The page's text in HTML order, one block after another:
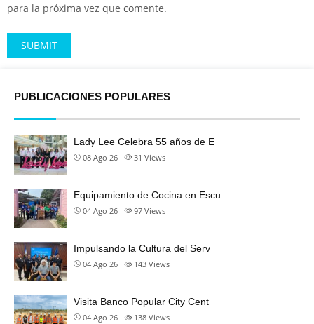
para la próxima vez que comente.
PUBLICACIONES POPULARES
Lady Lee Celebra 55 años de E
08 Ago 26 31 Views
Equipamiento de Cocina en Escu
04 Ago 26 97 Views
Impulsando la Cultura del Serv
04 Ago 26 143 Views
Visita Banco Popular City Cent
04 Ago 26 138 Views